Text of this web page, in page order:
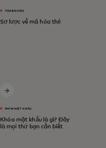
TOKEN HÓA
Sơ lược về mã hóa thẻ
PHÍM MẬT KHẨU
Khóa mật khẩu là gì? Đây
là mọi thứ bạn cần biết